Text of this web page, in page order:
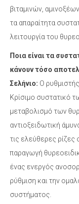
βιταμινών,
τα απαραίτητα
λειτουργία του
Ποια είναι τα
κάνουν τόσο
Σελήνιο: Ο
Κρίσιμο συστατικό
μεταβολισμό των
αντιοξειδωτική
τις ελεύθερες
παραγωγή
ένας ενεργός
ρύθμιση και την
συστήματος.